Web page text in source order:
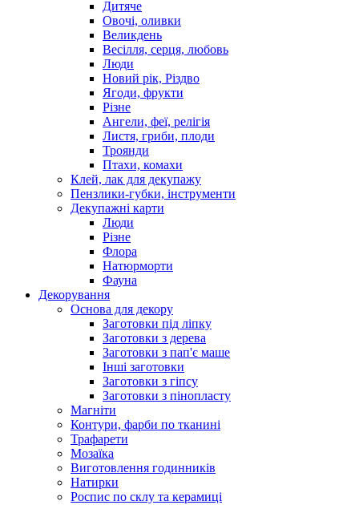
Дитяче
Овочі, оливки
Великдень
Весілля, серця, любовь
Люди
Новий рік, Різдво
Ягоди, фрукти
Різне
Ангели, феї, релігія
Листя, гриби, плоди
Троянди
Птахи, комахи
Клей, лак для декупажу
Пензлики-губки, інструменти
Декупажні карти
Люди
Різне
Флора
Натюрморти
Фауна
Декорування
Основа для декору
Заготовки під ліпку
Заготовки з дерева
Заготовки з пап'є маше
Інші заготовки
Заготовки з гіпсу
Заготовки з пінопласту
Магніти
Контури, фарби по тканині
Трафарети
Мозаїка
Виготовлення годинників
Натирки
Роспис по склу та керамиці